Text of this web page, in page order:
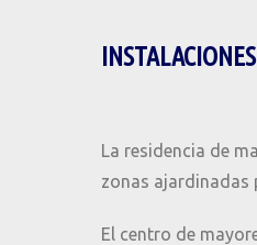
La residencia de
zonas ajardinadas
El centro de